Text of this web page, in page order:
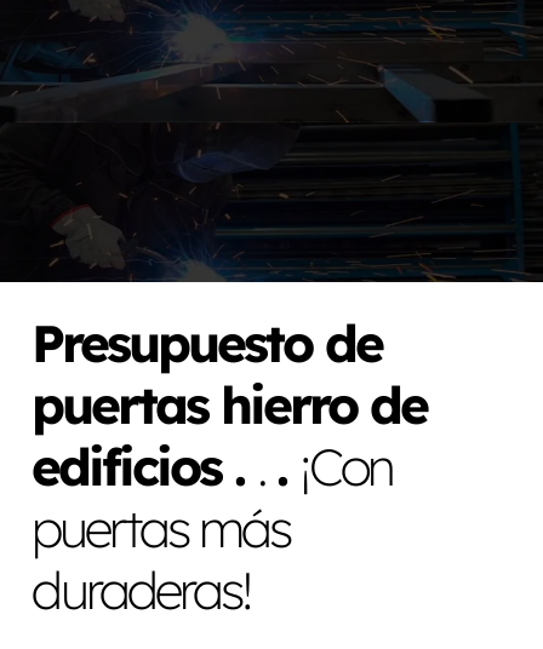
Presupuesto de
puertas hierro de
edificios . .. ¡Con
puertas más
duraderas!